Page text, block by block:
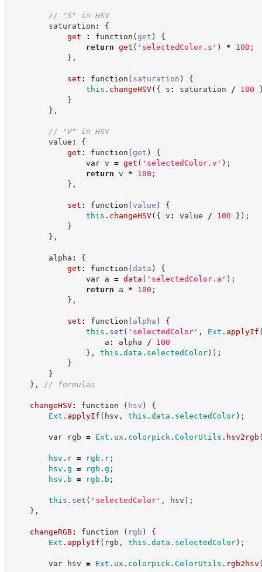
// "S" in HSV
saturation :
{
get
: function (get )
{
return get ( ' selectedColor.s ' ) * 100 ;
} ,
set : function ( saturation )
{
this . changeHSV( { s : saturation / 100
}
} ,
// "V" in HSV
value :
{
get : function (get )
{
var v = get ( ' selectedColor.v ' ) ;
return v * 100 ;
} ,
set : function (value )
{
this . changeHSV( { v : value / 100 } ) ;
}
} ,
alpha :
{
get : function (data )
{
var a = data ( ' selectedColor.a ' ) ;
return a * 100 ;
} ,
set : function ( alpha )
{
this . set ( ' selectedColor' , Ext . applyIf
a : alpha /
100
} , this . data . selectedColor) ) ;
}
}
} , // formulas
changeHSV: function ( hsv )
{
Ext . applyIf ( hsv , this . data . selectedColor) ;
var rgb = Ext . ux . colorpick . ColorUtils . hsv2rgb
hsv . r = rgb . r;
hsv . g = rgb . g ;
hsv . b = rgb . b ;
this . set ( ' selectedColor' , hsv ) ;
} ,
changeRGB: function ( rgb )
{
Ext . applyIf ( rgb , this . data . selectedColor) ;
var hsv = Ext . ux . colorpick . ColorUtils . rgb2hsv